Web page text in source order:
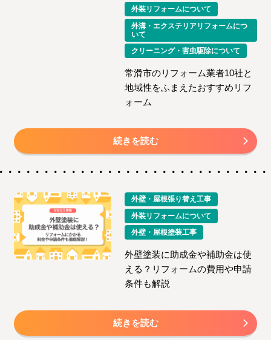
外装リフォームについて
外溝・エクステリアリフォームにつ
いて
クリーニング・害虫駆除について
常滑市のリフォーム業者10社と
地域性をふまえたおすすめリフ
ォーム
続きを読む
外壁・屋根張り替え工事
外装リフォームについて
外壁・屋根塗装工事
外壁塗装に助成金や補助金は使
える？リフォームの費用や申請
条件も解説
続きを読む